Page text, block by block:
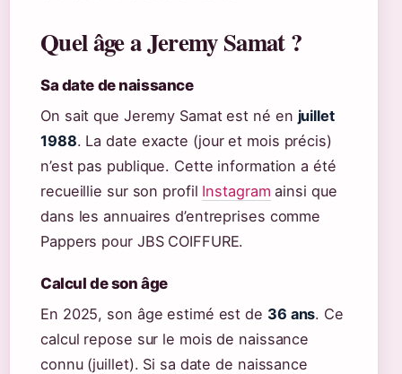
Quel âge a Jeremy Samat ?
Sa date de naissance
On sait que Jeremy Samat est né en juillet
1988. La date exacte (jour et mois précis)
n’est pas publique. Cette information a été
recueillie sur son profil Instagram ainsi que
dans les annuaires d’entreprises comme
Pappers pour JBS COIFFURE.
Calcul de son âge
En 2025, son âge estimé est de 36 ans. Ce
calcul repose sur le mois de naissance
connu (juillet). Si sa date de naissance